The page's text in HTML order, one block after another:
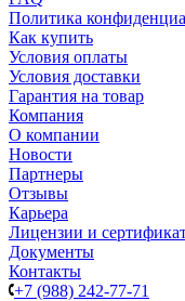
Политика
Как купить
Условия оплаты
Условия доставки
Гарантия на товар
Компания
О компании
Новости
Партнеры
Отзывы
Карьера
Лицензии и
Документы
Контакты
+7 (988) 242-77-71